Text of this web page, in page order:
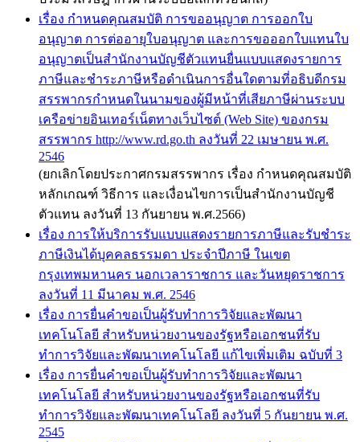
เรื่อง กำหนดคุณสมบัติ การขออนุญาต การออกใบ
อนุญาต การต่ออายุใบอนุญาต และการขอออกใบแทนใบ
อนุญาตเป็นสำนักงานบัญชีตัวแทนยื่นแบบแสดงรายการ
ภาษีและชำระภาษีหรือดำเนินการอื่นใดตามที่อธิบดีกรม
สรรพากรกำหนดในนามของผู้มีหน้าที่เสียภาษีผ่านระบบ
เครือข่ายอินเทอร์เน็ตทางเว็บไซต์ (Web Site) ของกรม
สรรพากร http://www.rd.go.th ลงวันที่ 22 เมษายน พ.ศ.
2546
(ยกเลิกโดยประกาศกรมสรรพากร เรื่อง กำหนดคุณสมบัติ
หลักเกณฑ์ วิธีการ และเงื่อนไขการเป็นสำนักงานบัญชี
ตัวแทน ลงวันที่ 13 กันยายน พ.ศ.2566)
เรื่อง การให้บริการรับแบบแสดงรายการภาษีและรับชำระ
ภาษีเงินได้บุคคลธรรมดา ประจำปีภาษี ในเขต
กรุงเทพมหานคร นอกเวลาราชการ และวันหยุดราชการ
ลงวันที่ 11 มีนาคม พ.ศ. 2546
เรื่อง การยื่นคำขอเป็นผู้รับทำการวิจัยและพัฒนา
เทคโนโลยี สำหรับหน่วยงานของรัฐหรือเอกชนที่รับ
ทำการวิจัยและพัฒนาเทคโนโลยี แก้ไขเพิ่มเติม ฉบับที่ 3
เรื่อง การยื่นคำขอเป็นผู้รับทำการวิจัยและพัฒนา
เทคโนโลยี สำหรับหน่วยงานของรัฐหรือเอกชนที่รับ
ทำการวิจัยและพัฒนาเทคโนโลยี ลงวันที่ 5 กันยายน พ.ศ.
2545